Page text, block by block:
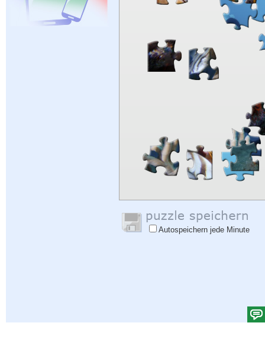
Autospeichern jede Minute